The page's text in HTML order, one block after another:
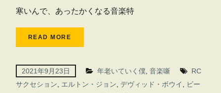
寒いんで、あったかくなる音楽特
READ MORE
2021年9月23日 年老いていく僕, 音楽噺
RC
サクセション
エルトン・ジョン デヴィッド・ボウイ
ビー